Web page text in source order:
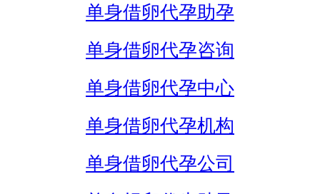
单身借卵代孕助孕
单身借卵代孕咨询
单身借卵代孕中心
单身借卵代孕机构
单身借卵代孕公司